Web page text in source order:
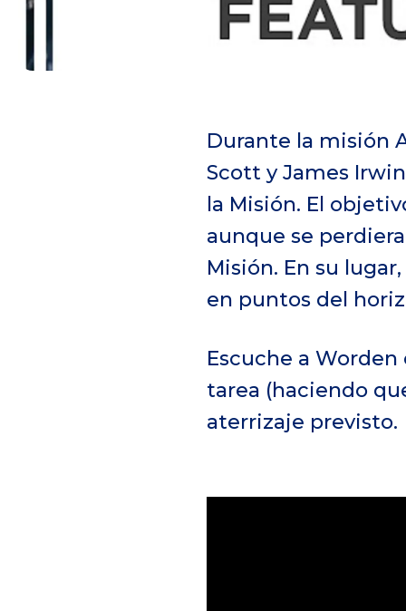
Durante la misión
Scott y James
la Misión. El
aunque se
Misión. En su
en puntos del
Escuche a
tarea (haciendo
aterrizaje previsto.